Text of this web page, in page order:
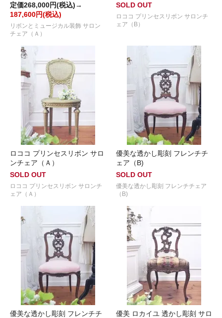
定価268,000円(税込)→
187,600円(税込)
リボンとミュージカル装飾 サロン
チェア（Ａ）
SOLD OUT
ロココ プリンセスリボン サロンチ
ェア（B）
ロココ プリンセスリボン サロ
ンチェア（Ａ）
SOLD OUT
ロココ プリンセスリボン サロンチ
ェア（Ａ）
優美な透かし彫刻 フレンチチ
ェア（B)
SOLD OUT
優美な透かし彫刻 フレンチチェア
（B)
優美な透かし彫刻 フレンチチ
優美 ロカイユ 透かし彫刻 サロ